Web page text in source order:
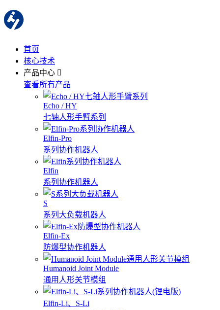
首页
核心技术
产品中心
查看所有产品
Echo / HY
七轴人形手臂系列
Elfin-Pro
系列协作机器人
Elfin
系列协作机器人
S
系列大负载机器人
Elfin-Ex
防爆型协作机器人
Humanoid Joint Module
通用人形关节模组
Elfin-Li、S-Li